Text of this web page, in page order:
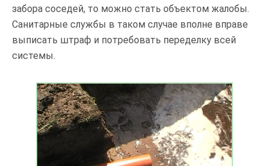
забора соседей, то можно стать объектом жалобы.
Санитарные службы в таком случае вполне вправе
выписать штраф и потребовать переделку всей
системы.